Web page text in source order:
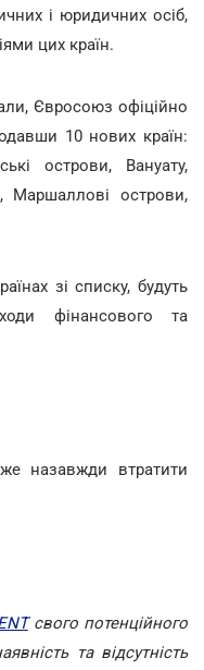
і юридичних осіб,
цих країн.
Євросоюз офіційно
10 нових країн:
острови, Вануату,
Маршаллові острови,
зі списку, будуть
фінансового та
назавжди втратити
свого потенційного
та відсутність